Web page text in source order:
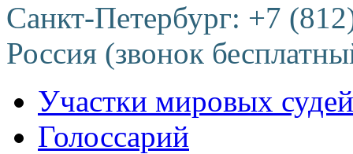
Санкт-Петербург: +7
Россия (звонок
Участки мировых судей
Голоссарий